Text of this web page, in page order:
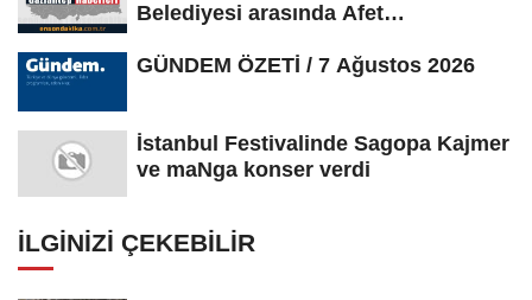
Belediyesi arasında Afet
GÜNDEM ÖZETİ / 7 Ağustos 2026
İstanbul Festivalinde Sagopa Kajmer
ve maNga konser verdi
İLGINIZI ÇEKEBILIR